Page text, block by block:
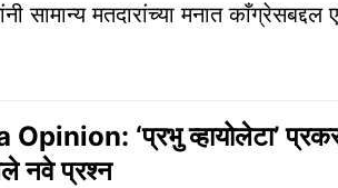
सामान्य मतदारांच्या मनात
Opinion: ‘प्रभु व्हायोलेटा’
नवे प्रश्न